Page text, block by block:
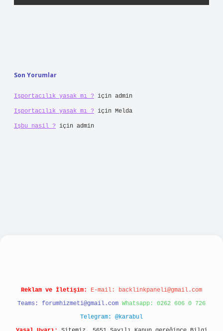
Son Yorumlar
Işportacılık yasak mı ? için admin
Işportacılık yasak mı ? için Melda
Işbu nasil ? için admin
Reklam ve İletişim: E-mail: backlinkpaneli@gmail.com
Teams: forumhizmeti@gmail.com Whatsapp: 0262 606 0 726
Telegram: @karabul